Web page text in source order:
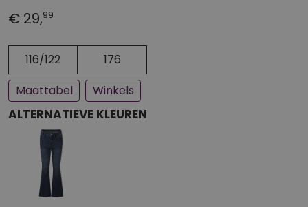
€ 29,99
Een paar stuks op voorraad
Bijna uitverkocht
116/122
176
Maattabel
Winkels
ALTERNATIEVE KLEUREN